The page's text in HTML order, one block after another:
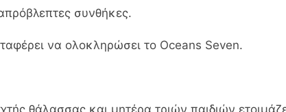
συνθήκες.
να ολοκληρώσει το Oceans Seven.
θάλασσας και μητέρα τριών παιδιών